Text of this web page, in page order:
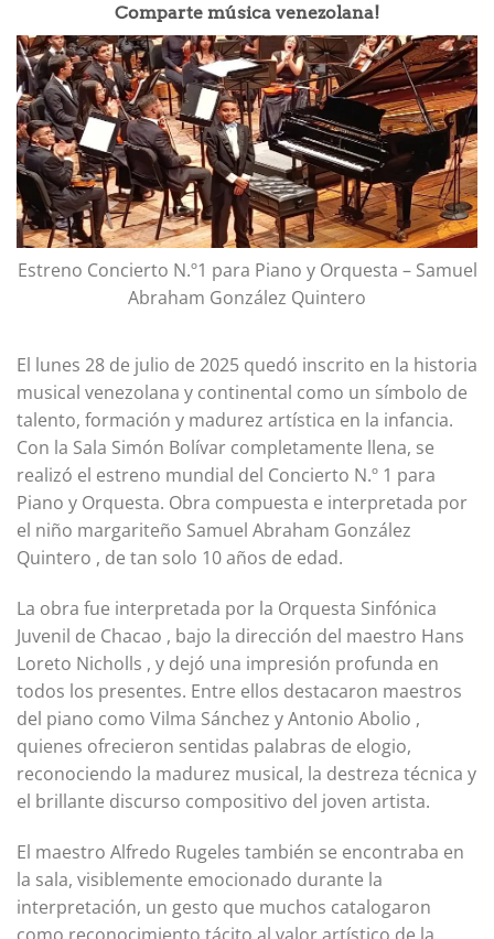
Comparte música venezolana!
Estreno Concierto N.º1 para Piano y Orquesta – Samuel
Abraham González Quintero
El lunes 28 de julio de 2025 quedó inscrito en la historia
musical venezolana y continental como un símbolo de
talento, formación y madurez artística en la infancia.
Con la Sala Simón Bolívar completamente llena, se
realizó el estreno mundial del Concierto N.º 1 para
Piano y Orquesta. Obra compuesta e interpretada por
el niño margariteño Samuel Abraham González
Quintero , de tan solo 10 años de edad.
La obra fue interpretada por la Orquesta Sinfónica
Juvenil de Chacao , bajo la dirección del maestro Hans
Loreto Nicholls , y dejó una impresión profunda en
todos los presentes. Entre ellos destacaron maestros
del piano como Vilma Sánchez y Antonio Abolio ,
quienes ofrecieron sentidas palabras de elogio,
reconociendo la madurez musical, la destreza técnica y
el brillante discurso compositivo del joven artista.
El maestro Alfredo Rugeles también se encontraba en
la sala, visiblemente emocionado durante la
interpretación, un gesto que muchos catalogaron